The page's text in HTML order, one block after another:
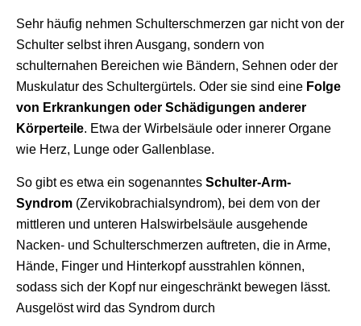
Sehr häufig nehmen Schulterschmerzen gar nicht von der
Schulter selbst ihren Ausgang, sondern von
schulternahen Bereichen wie Bändern, Sehnen oder der
Muskulatur des Schultergürtels. Oder sie sind eine Folge
von Erkrankungen oder Schädigungen anderer
Körperteile. Etwa der Wirbelsäule oder innerer Organe
wie Herz, Lunge oder Gallenblase.
So gibt es etwa ein sogenanntes Schulter-Arm-
Syndrom (Zervikobrachialsyndrom), bei dem von der
mittleren und unteren Halswirbelsäule ausgehende
Nacken- und Schulterschmerzen auftreten, die in Arme,
Hände, Finger und Hinterkopf ausstrahlen können,
sodass sich der Kopf nur eingeschränkt bewegen lässt.
Ausgelöst wird das Syndrom durch